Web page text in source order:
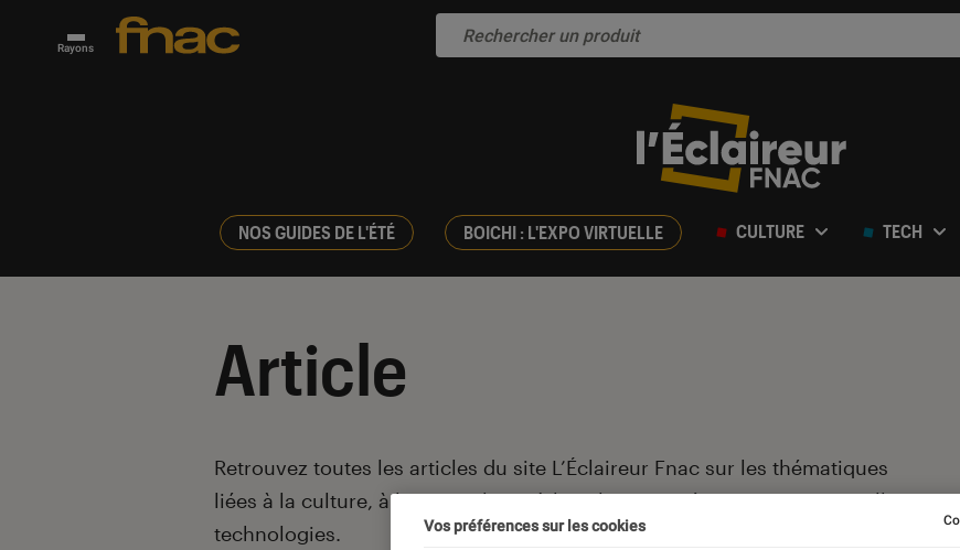
Rayons
NOS GUIDES DE L'ÉTÉ BOICHI : L'EXPO VIRTUELLE CULTURE TECH
Article
Introduction
Retrouvez toutes les articles du site L’Éclaireur Fnac sur les thématiques
liées à la culture, à la pop culture, à la culture numérique et aux nouvelles
technologies.
Vos préférences sur les cookies